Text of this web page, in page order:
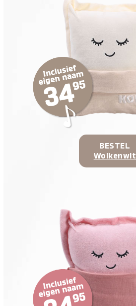
BESTEL
Wolkenwit